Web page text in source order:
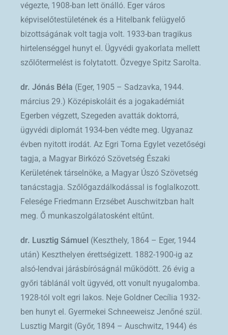
végezte, 1908-ban lett önálló. Eger város
képviselőtestületének és a Hitelbank felügyelő
bizottságának volt tagja volt. 1933-ban tragikus
hirtelenséggel hunyt el. Ügyvédi gyakorlata mellett
szőlőtermelést is folytatott. Özvegye Spitz Sarolta.
dr. Jónás Béla (Eger, 1905 – Sadzavka, 1944.
március 29.) Középiskoláit és a jogakadémiát
Egerben végzett, Szegeden avatták doktorrá,
ügyvédi diplomát 1934-ben védte meg. Ugyanaz
évben nyitott irodát. Az Egri Torna Egylet vezetőségi
tagja, a Magyar Birkózó Szövetség Északi
Kerületének társelnöke, a Magyar Úszó Szövetség
tanácstagja. Szőlőgazdálkodással is foglalkozott.
Felesége Friedmann Erzsébet Auschwitzban halt
meg. Ő munkaszolgálatosként eltűnt.
dr. Lusztig Sámuel (Keszthely, 1864 – Eger, 1944
után) Keszthelyen érettségizett. 1882-1900-ig az
alsó-lendvai járásbíróságnál működött. 26 évig a
győri táblánál volt ügyvéd, ott vonult nyugalomba.
1928-tól volt egri lakos. Neje Goldner Cecília 1932-
ben hunyt el. Gyermekei Schneeweisz Jenőné szül.
Lusztig Margit (Győr, 1894 – Auschwitz, 1944) és